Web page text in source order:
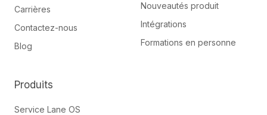
Carrières
Contactez-nous
Blog
Produits
Service Lane OS
Nouveautés produit
Intégrations
Formations en personne